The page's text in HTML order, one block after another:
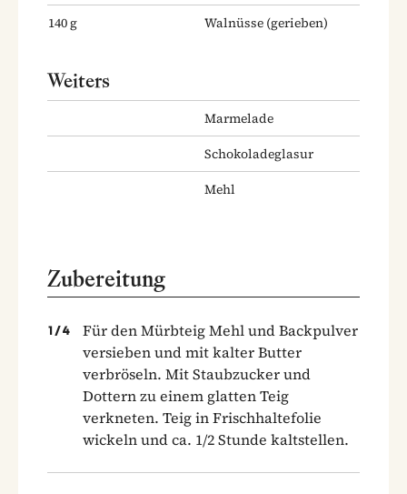
140g Walnüsse (gerieben)
Weiters
Marmelade
Schokoladeglasur
Mehl
Zubereitung
1 /4
Für den Mürbteig Mehl und Backpulver
versieben und mit kalter Butter
verbröseln. Mit Staubzucker und
Dottern zu einem glatten Teig
verkneten. Teig in Frischhaltefolie
wickeln und ca. 1/2 Stunde kaltstellen.